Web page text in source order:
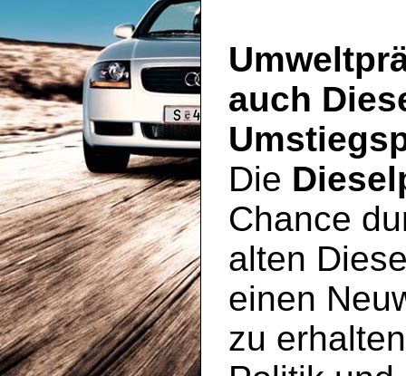
auch
Die
Chance
alten
einen
zu